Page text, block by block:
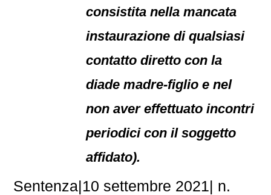
consistita nella mancata
instaurazione di qualsiasi
contatto diretto con la
diade madre-figlio e nel
non aver effettuato incontri
periodici con il soggetto
affidato).
Sentenza|10 settembre 2021| n.